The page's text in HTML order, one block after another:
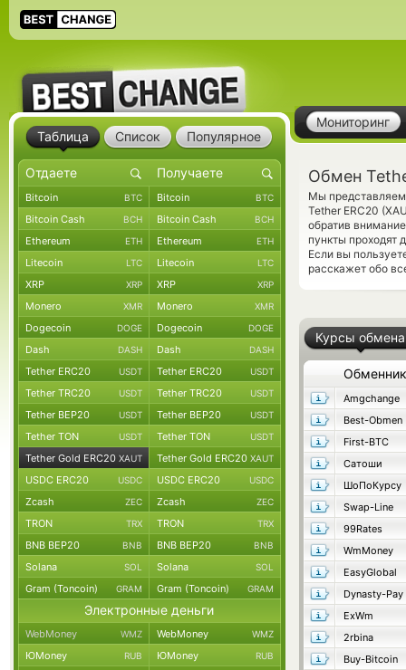
Мониторинг
Обмен
Мы представляем
Tether ERC20
обратив
пункты проходят
Если вы
расскажет обо
Курсы обмена
Обменник
Amgchange
Best-Obmen
First-BTC
Сатоши
ШоПоКурсу
Swap-Line
99Rates
WmMoney
EasyGlobal
Dynasty-Pay
ExWm
2rbina
Buy-Bitcoin
Таблица Список Популярное
Bitcoin BTC Bitcoin BTC
Bitcoin Cash BCH Bitcoin Cash BCH
Ethereum ETH Ethereum ETH
Litecoin LTC Litecoin LTC
XRP XRP XRP XRP
Monero XMR Monero XMR
Dogecoin DOGE Dogecoin DOGE
Dash DASH Dash DASH
Tether ERC20 USDT Tether ERC20 USDT
Tether TRC20 USDT Tether TRC20 USDT
Tether BEP20 USDT Tether BEP20 USDT
Tether TON USDT Tether TON USDT
Tether Gold ERC20 XAUT Tether Gold ERC20 XAUT
USDC ERC20 USDC USDC ERC20 USDC
Zcash ZEC Zcash ZEC
TRON TRX TRON TRX
BNB BEP20 BNB BNB BEP20 BNB
Solana SOL Solana SOL
Gram (Toncoin) GRAM Gram (Toncoin) GRAM
Электронные деньги
WebMoney WMZ WebMoney WMZ
ЮMoney RUB ЮMoney RUB